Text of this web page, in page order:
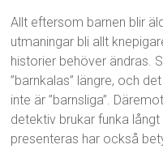
Allt eftersom barnen blir
utmaningar bli allt
historier behöver ändras.
”barnkalas” längre, och
inte är ”barnsliga”.
detektiv brukar funka
presenteras har också